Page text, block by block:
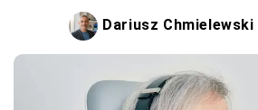
Dariusz Chmielewski